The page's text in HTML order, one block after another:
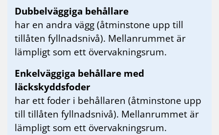
Dubbelväggiga behållare
har en andra vägg (åtminstone upp till
tillåten fyllnadsnivå). Mellanrummet är
lämpligt som ett övervakningsrum.
Enkelväggiga behållare med
läckskyddsfoder
har ett foder i behållaren (åtminstone upp
till tillåten fyllnadsnivå). Mellanrummet är
lämpligt som ett övervakningsrum.